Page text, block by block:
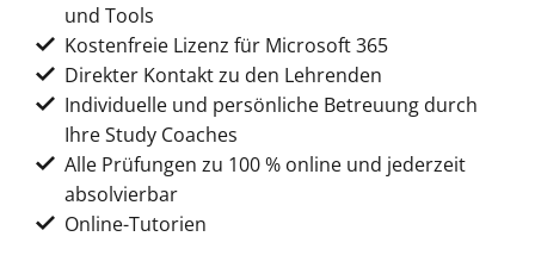
und Tools
Kostenfreie Lizenz für Microsoft 365
Direkter Kontakt zu den Lehrenden
Individuelle und persönliche Betreuung durch
Ihre Study Coaches
Alle Prüfungen zu 100 % online und jederzeit
absolvierbar
Online-Tutorien